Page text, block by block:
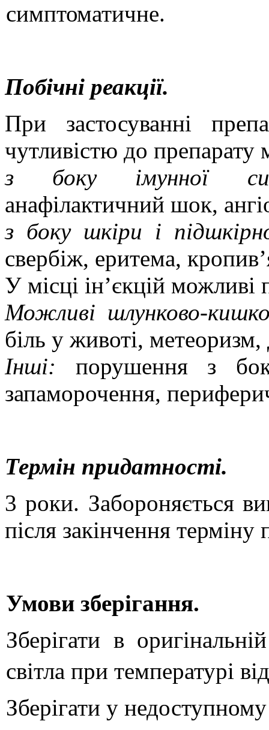
симптоматичне.
Побічні реакції.
При застосуванні
чутливістю до
з боку імунної
анафілактичний шок,
з боку шкіри і
свербіж, еритема,
У місці ін’єкцій можливі
Можливі шлунково-
біль у животі,
Інші: порушення з
запаморочення,
Термін придатності.
3 роки. Забороняється
після закінчення терміну
Умови зберігання.
Зберігати в
світла при температурі
Зберігати у